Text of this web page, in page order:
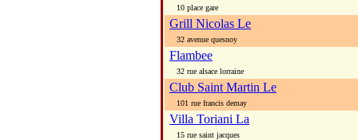
10 place gare
Grill Nicolas Le
32 avenue quesnoy
Flambee
32 rue alsace lorraine
Club Saint Martin Le
101 rue francis demay
Villa Toriani La
15 rue saint jacques